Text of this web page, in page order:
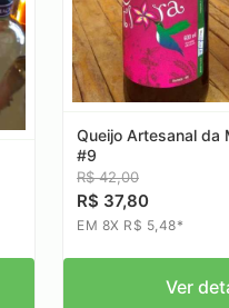
Queijo Artesanal da
#9
R$ 42,00
R$ 37,80
EM 8X R$ 5,48*
Ver